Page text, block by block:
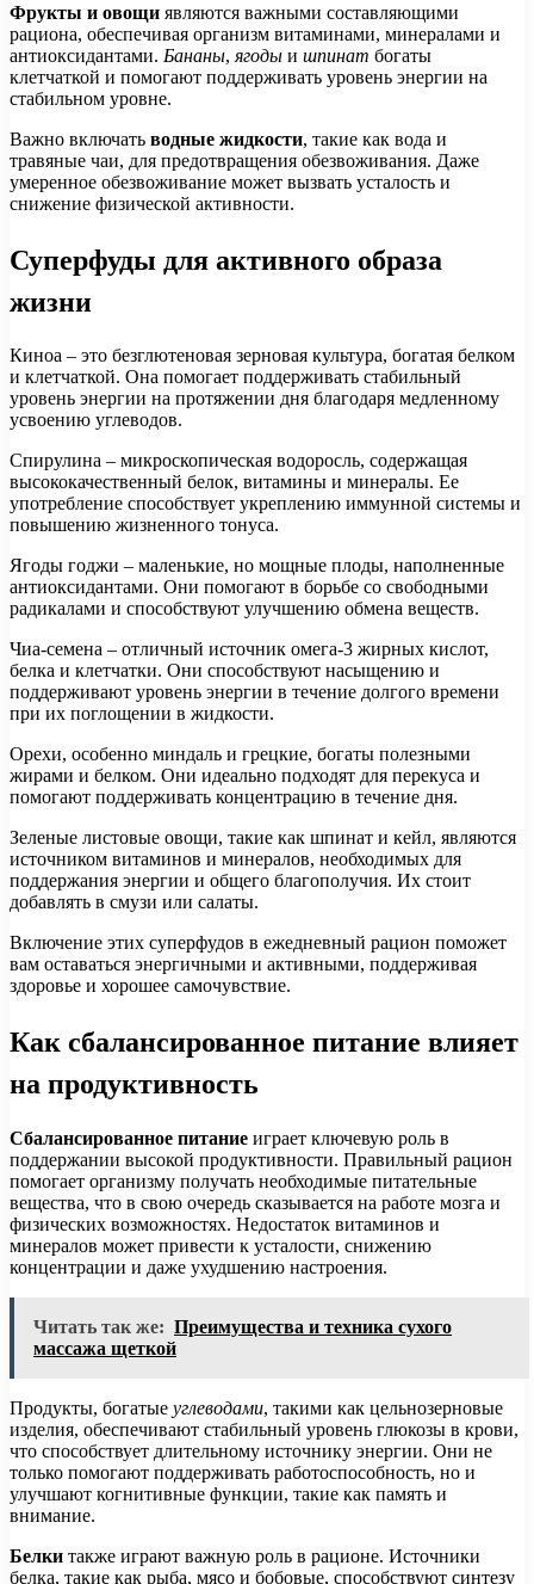
Фрукты и овощи являются важными составляющими
рациона, обеспечивая организм витаминами, минералами и
антиоксидантами. Бананы, ягоды и шпинат богаты
клетчаткой и помогают поддерживать уровень энергии на
стабильном уровне.
Важно включать водные жидкости, такие как вода и
травяные чаи, для предотвращения обезвоживания. Даже
умеренное обезвоживание может вызвать усталость и
снижение физической активности.
Суперфуды для активного образа
жизни
Киноа – это безглютеновая зерновая культура, богатая белком
и клетчаткой. Она помогает поддерживать стабильный
уровень энергии на протяжении дня благодаря медленному
усвоению углеводов.
Спирулина – микроскопическая водоросль, содержащая
высококачественный белок, витамины и минералы. Ее
употребление способствует укреплению иммунной системы и
повышению жизненного тонуса.
Ягоды годжи – маленькие, но мощные плоды, наполненные
антиоксидантами. Они помогают в борьбе со свободными
радикалами и способствуют улучшению обмена веществ.
Чиа-семена – отличный источник омега-3 жирных кислот,
белка и клетчатки. Они способствуют насыщению и
поддерживают уровень энергии в течение долгого времени
при их поглощении в жидкости.
Орехи, особенно миндаль и грецкие, богаты полезными
жирами и белком. Они идеально подходят для перекуса и
помогают поддерживать концентрацию в течение дня.
Зеленые листовые овощи, такие как шпинат и кейл, являются
источником витаминов и минералов, необходимых для
поддержания энергии и общего благополучия. Их стоит
добавлять в смузи или салаты.
Включение этих суперфудов в ежедневный рацион поможет
вам оставаться энергичными и активными, поддерживая
здоровье и хорошее самочувствие.
Как сбалансированное питание влияет
на продуктивность
Сбалансированное питание играет ключевую роль в
поддержании высокой продуктивности. Правильный рацион
помогает организму получать необходимые питательные
вещества, что в свою очередь сказывается на работе мозга и
физических возможностях. Недостаток витаминов и
минералов может привести к усталости, снижению
концентрации и даже ухудшению настроения.
Читать так же: Преимущества и техника сухого
массажа щеткой
Продукты, богатые углеводами, такими как цельнозерновые
изделия, обеспечивают стабильный уровень глюкозы в крови,
что способствует длительному источнику энергии. Они не
только помогают поддерживать работоспособность, но и
улучшают когнитивные функции, такие как память и
внимание.
Белки также играют важную роль в рационе. Источники
белка, такие как рыба, мясо и бобовые, способствуют синтезу